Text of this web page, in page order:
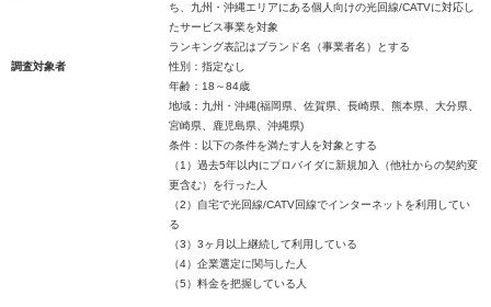
ち、九州・沖縄エリアにある個人向けの光回線/CATVに対応し
たサービス事業を対象
ランキング表記はブランド名（事業者名）とする
調査対象者
性別：指定なし
年齢：18～84歳
地域：九州・沖縄(福岡県、佐賀県、長崎県、熊本県、大分県、
宮崎県、鹿児島県、沖縄県)
条件：以下の条件を満たす人を対象とする
（1）過去5年以内にプロバイダに新規加入（他社からの契約変
更含む）を行った人
（2）自宅で光回線/CATV回線でインターネットを利用してい
る
（3）3ヶ月以上継続して利用している
（4）企業選定に関与した人
（5）料金を把握している人